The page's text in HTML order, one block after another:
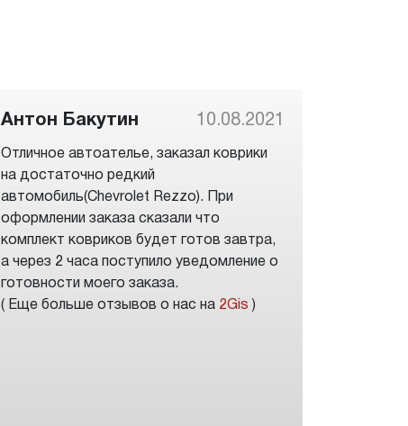
Антон Бакутин 10.08.2021
Отличное автоателье, заказал коврики
на достаточно редкий
автомобиль(Chevrolet Rezzo). При
оформлении заказа сказали что
комплект ковриков будет готов завтра,
а через 2 часа поступило уведомление о
готовности моего заказа.
( Еще больше отзывов о нас на 2Gis )